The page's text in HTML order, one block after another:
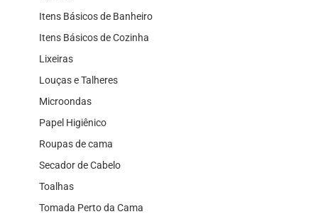
Itens Básicos de Banheiro
Itens Básicos de Cozinha
Lixeiras
Louças e Talheres
Microondas
Papel Higiênico
Roupas de cama
Secador de Cabelo
Toalhas
Tomada Perto da Cama